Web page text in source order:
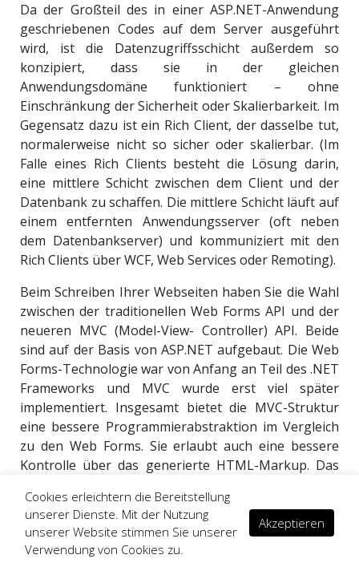
Da der Großteil des in einer ASP.NET-Anwendung
geschriebenen Codes auf dem Server ausgeführt
wird, ist die Datenzugriffsschicht außerdem so
konzipiert, dass sie in der gleichen
Anwendungsdomäne funktioniert – ohne
Einschränkung der Sicherheit oder Skalierbarkeit. Im
Gegensatz dazu ist ein Rich Client, der dasselbe tut,
normalerweise nicht so sicher oder skalierbar. (Im
Falle eines Rich Clients besteht die Lösung darin,
eine mittlere Schicht zwischen dem Client und der
Datenbank zu schaffen. Die mittlere Schicht läuft auf
einem entfernten Anwendungsserver (oft neben
dem Datenbankserver) und kommuniziert mit den
Rich Clients über WCF, Web Services oder Remoting).
Beim Schreiben Ihrer Webseiten haben Sie die Wahl
zwischen der traditionellen Web Forms API und der
neueren MVC (Model-View- Controller) API. Beide
sind auf der Basis von ASP.NET aufgebaut. Die Web
Forms-Technologie war von Anfang an Teil des .NET
Frameworks und MVC wurde erst viel später
implementiert. Insgesamt bietet die MVC-Struktur
eine bessere Programmierabstraktion im Vergleich
zu den Web Forms. Sie erlaubt auch eine bessere
Kontrolle über das generierte HTML-Markup. Das
verliert, ist der visuelle Designer, was Web Forms zu
einem guten Werkzeug für die Erstellung von
Webseiten mit überwiegend statischem Inhalt macht.
Cookies erleichtern die Bereitstellung
unserer Dienste. Mit der Nutzung
unserer Website stimmen Sie unserer
Verwendung von Cookies zu.
Akzeptieren